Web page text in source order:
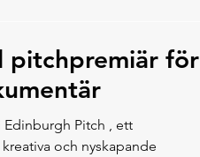
pitchpremiär för
Edinburgh Pitch , ett
och nyskapande